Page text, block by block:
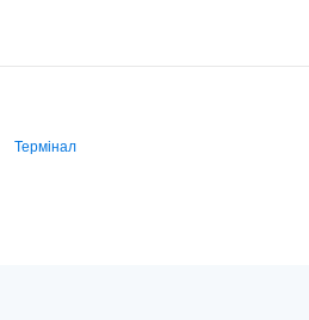
Термінал